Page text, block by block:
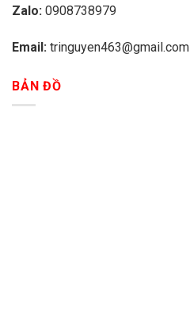
Zalo: 0908738979
Email: tringuyen463@gmail.com
BẢN ĐỒ